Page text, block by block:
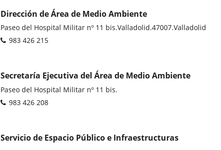
Dirección de Área de Medio Ambiente
Postal
address
Paseo del Hospital Militar nº 11 bis.Valladolid.47007.Valladolid
Phones
983 426 215
Secretaría Ejecutiva del Área de Medio Ambiente
Postal
address
Paseo del Hospital Militar nº 11 bis.
Phones
983 426 208
Servicio de Espacio Público e Infraestructuras